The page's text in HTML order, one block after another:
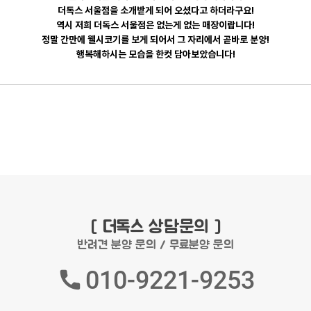
더독스 서울점을 소개받게 되어 오셨다고 하더라구요!
역시 저희 더독스 서울점은 없는게 없는 매장이랍니다!
정말 간만에 웰시코기를 보게 되어서 그 자리에서 곧바로 분양!
행복해하시는 모습을 한컷 담아보았습니다!
[ 더독스 상담문의 ]
반려견 분양 문의 / 무료분양 문의
010-9221-9253